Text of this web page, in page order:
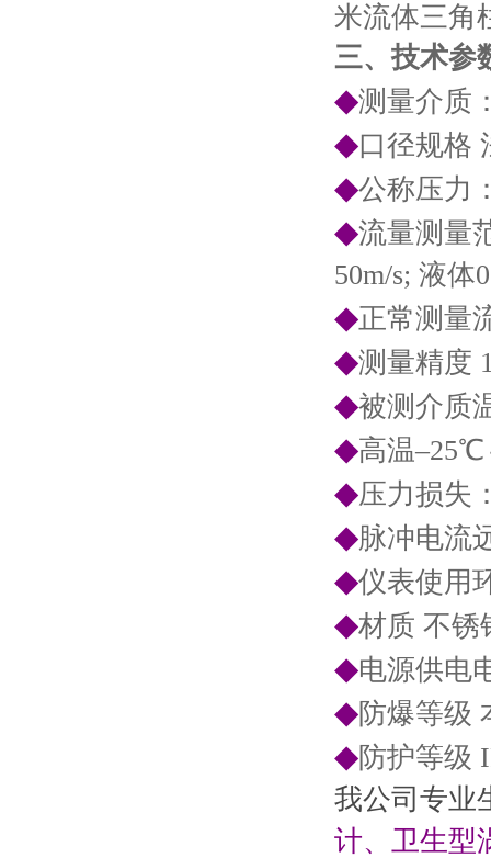
米流体三角
三、技术参
◆测量介质
◆口径规格
◆公称压力
◆流量测量
50m/s; 液体
◆正常测量
◆测量精度
◆被测介质
◆高温
◆压力损失
◆脉冲电流
◆仪表使用
◆材质 不锈
◆电源供电
◆防爆等级
◆防护等级
我公司专业
计、卫生型